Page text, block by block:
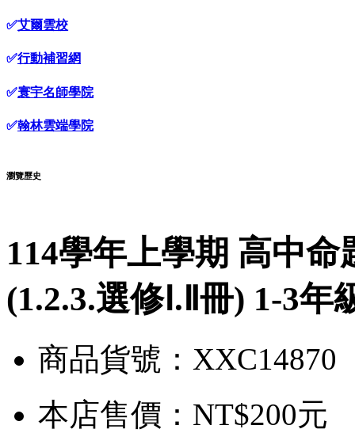
✅艾爾雲校
✅行動補習網
✅寰宇名師學院
✅翰林雲端學院
瀏覽歷史
114學年上學期 高中
(1.2.3.選修Ⅰ.Ⅱ冊) 1-3
商品貨號：XXC14870
本店售價： NT$200元